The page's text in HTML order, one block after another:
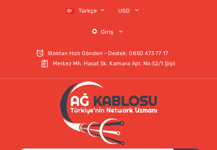
Türkçe USD
Giriş
Stoktan Hızlı Gönderi - Destek: 0850 473 77 17
Merkez Mh. Hasat Sk. Kamara Apt. No:52/1 Şişli